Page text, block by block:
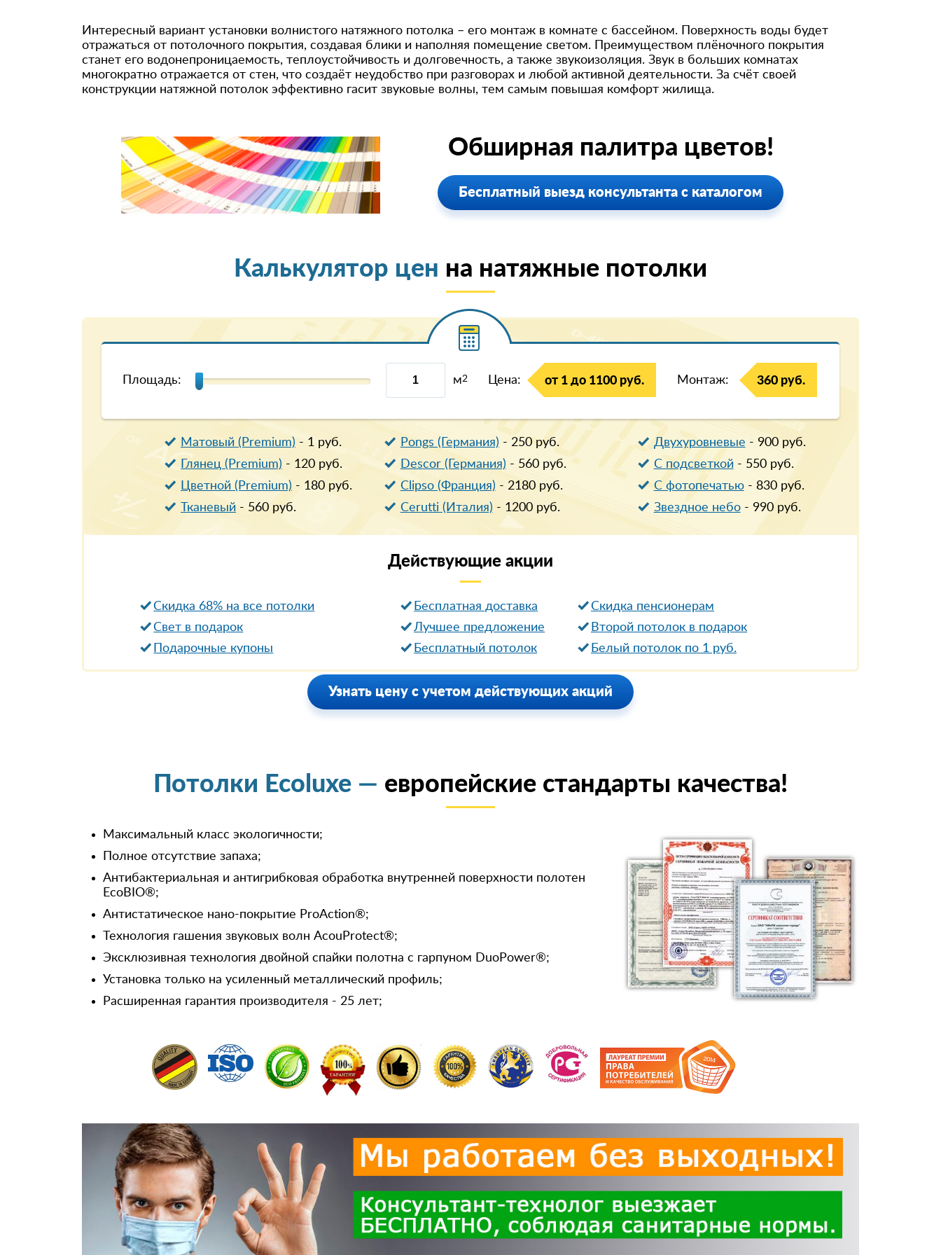
Интересный вариант установки волнистого натяжного потолка – его монтаж в комнате с бассейном. Поверхность воды будет
отражаться от потолочного покрытия, создавая блики и наполняя помещение светом. Преимуществом плёночного покрытия
станет его водонепроницаемость, теплоустойчивость и долговечность, а также звукоизоляция. Звук в больших комнатах
многократно отражается от стен, что создаёт неудобство при разговорах и любой активной деятельности. За счёт своей
конструкции натяжной потолок эффективно гасит звуковые волны, тем самым повышая комфорт жилища.
Обширная палитра цветов!
Бесплатный выезд консультанта с каталогом
Калькулятор цен на натяжные потолки
Площадь: м2 Цена: от 1 до 1100 руб. Монтаж: 360 руб.
Матовый (Premium) - 1руб. Двухуровневые - 900руб.
Pongs (Германия) - 250руб.
Глянец (Premium) - 120руб. С подсветкой- 550руб.
Descor (Германия) - 560руб.
Цветной (Premium) - 180руб. С фотопечатью- 830руб.
Clipso (Франция) - 2180руб.
Тканевый- 560руб. Звездное небо- 990руб.
Cerutti (Италия) - 1200руб.
Действующие акции
Скидка 68% на все потолки Бесплатная доставка
Cкидка пенсионерам
Свет в подарок
Лучшее предложение
Второй потолок в подарок
Подарочные купоны
Бесплатный потолок Белый потолок по 1 руб.
Узнать цену с учетом действующих акций
Потолки Ecoluxe — европейские стандарты качества!
Максимальный класс экологичности;
Полное отсутствие запаха;
Антибактериальная и антигрибковая обработка внутренней поверхности полотен
EcoBIO®;
Антистатическое нано-покрытие ProAction®;
Технология гашения звуковых волн AcouProtect®;
Эксклюзивная технология двойной спайки полотна с гарпуном DuoPower®;
Установка только на усиленный металлический профиль;
Расширенная гарантия производителя - 25 лет;